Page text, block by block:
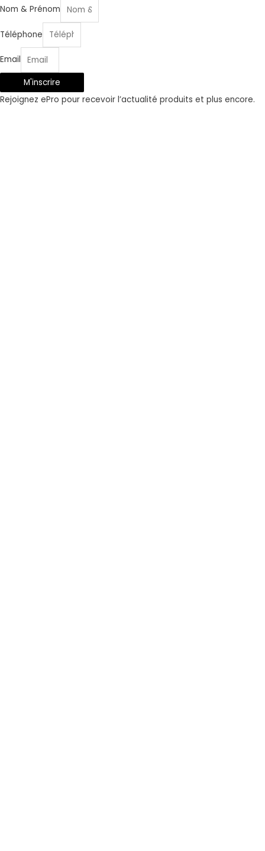
Nom & Prénom
Téléphone
Email
M'inscrire
Rejoignez ePro pour recevoir l’actualité produits et plus encore.